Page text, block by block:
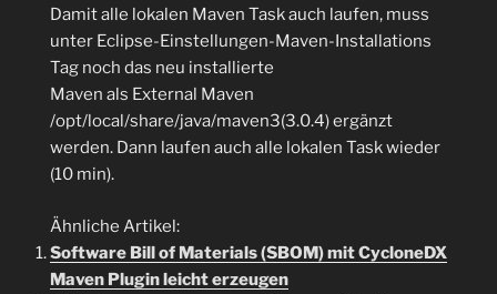
Damit alle lokalen Maven Task auch laufen, muss
unter Eclipse-Einstellungen-Maven-Installations
Tag noch das neu installierte
Maven als External Maven
/opt/local/share/java/maven3(3.0.4) ergänzt
werden. Dann laufen auch alle lokalen Task wieder
(10 min).
Ähnliche Artikel:
Software Bill of Materials (SBOM) mit CycloneDX
Maven Plugin leicht erzeugen